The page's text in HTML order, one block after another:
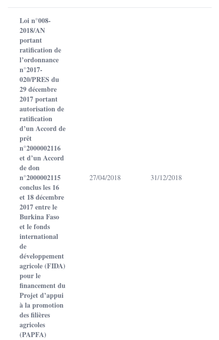
Loi n°008-
2018/AN
portant
ratification de
l’ordonnance
n°2017-
020/PRES du
29 décembre
2017 portant
autorisation de
ratification
d’un Accord de
prêt
n°2000002116
et d’un Accord
de don
n°2000002115
conclus les 16
et 18 décembre
2017 entre le
Burkina Faso
et le fonds
international
de
développement
agricole (FIDA)
pour le
financement du
Projet d’appui
à la promotion
des filières
agricoles
(PAPFA)
27/04/2018 31/12/2018